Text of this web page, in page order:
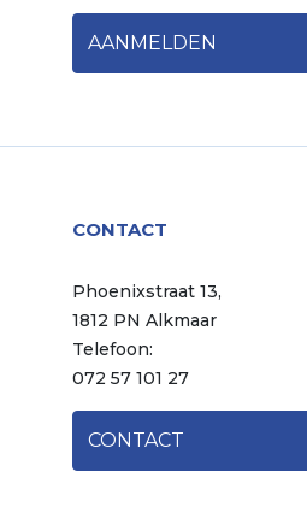
CONTACT
Phoenixstraat 13,
1812 PN Alkmaar
Telefoon:
072 57 101 27
CONTACT